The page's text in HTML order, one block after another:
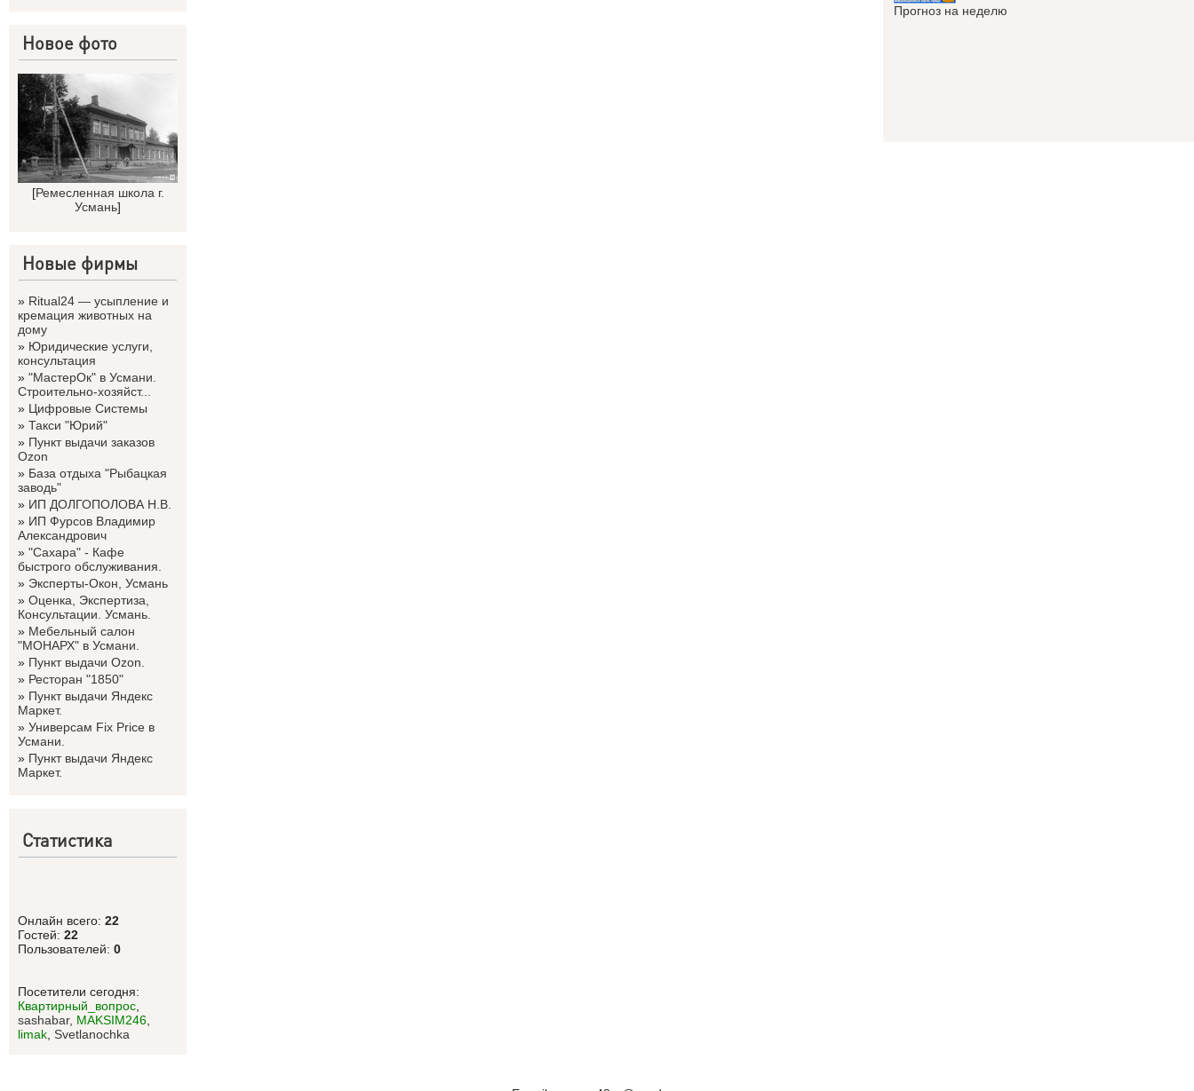
Новое фото
[Ремесленная школа г.
Усмань]
Новые фирмы
» Ritual24 — усыпление и
кремация животных на
дому
» Юридические услуги,
консультация
» "МастерОк" в Усмани.
Строительно-хозяйст...
» Цифровые Системы
» Такси "Юрий"
» Пункт выдачи заказов
Ozon
» База отдыха "Рыбацкая
заводь"
» ИП ДОЛГОПОЛОВА Н.В.
» ИП Фурсов Владимир
Александрович
» "Сахара" - Кафе
быстрого обслуживания.
» Эксперты-Окон, Усмань
» Оценка, Экспертиза,
Консультации. Усмань.
» Мебельный салон
"МОНАРХ" в Усмани.
» Пункт выдачи Ozon.
» Ресторан "1850"
» Пункт выдачи Яндекс
Маркет.
» Универсам Fix Price в
Усмани.
» Пункт выдачи Яндекс
Маркет.
Статистика
Онлайн всего: 22
Гостей: 22
Пользователей: 0
Посетители сегодня:
Квартирный_вопрос
sashabar, MAKSIM246
limak Svetlanоchka
Прогноз на неделю